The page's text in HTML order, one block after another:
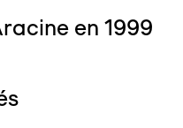
en 1999